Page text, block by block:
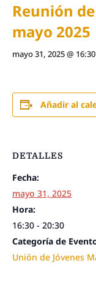
Reunión
mayo 2025
mayo 31, 2025 @ 16:30
Añadir al
DETALLES
Fecha:
mayo 31, 2025
Hora:
16:30 - 20:30
Categoría de
Unión de Jóvenes